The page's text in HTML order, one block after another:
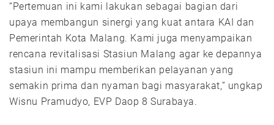
“Pertemuan ini kami lakukan sebagai bagian dari
upaya membangun sinergi yang kuat antara KAI dan
Pemerintah Kota Malang. Kami juga menyampaikan
rencana revitalisasi Stasiun Malang agar ke depannya
stasiun ini mampu memberikan pelayanan yang
semakin prima dan nyaman bagi masyarakat,” ungkap
Wisnu Pramudyo, EVP Daop 8 Surabaya.